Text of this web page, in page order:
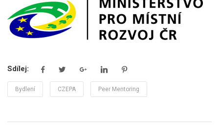
Sdílej:
Bydlení CZEPA Peer Mentoring